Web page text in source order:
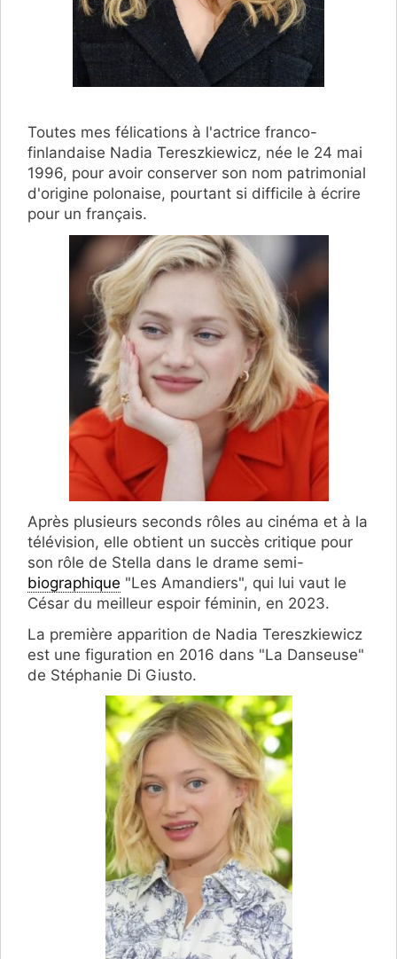
Toutes mes félications à l'actrice franco-
finlandaise Nadia Tereszkiewicz, née le 24 mai
1996, pour avoir conserver son nom patrimonial
d'origine polonaise, pourtant si difficile à écrire
pour un français.
Après plusieurs seconds rôles au cinéma et à la
télévision, elle obtient un succès critique pour
son rôle de Stella dans le drame semi-
biographique "Les Amandiers", qui lui vaut le
César du meilleur espoir féminin, en 2023.
La première apparition de Nadia Tereszkiewicz
est une figuration en 2016 dans "La Danseuse"
de Stéphanie Di Giusto.